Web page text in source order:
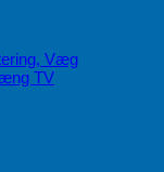
Væg
TV